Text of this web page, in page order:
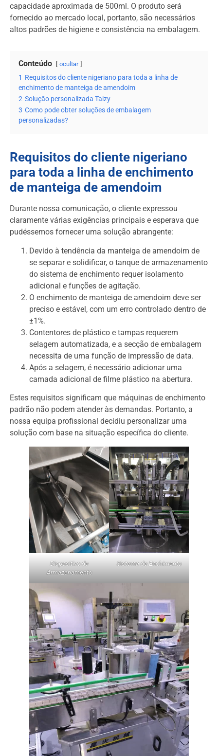
capacidade aproximada de 500ml. O produto será
fornecido ao mercado local, portanto, são necessários
altos padrões de higiene e consistência na embalagem.
Conteúdo ocultar
1 Requisitos do cliente nigeriano para toda a linha de
enchimento de manteiga de amendoim
2 Solução personalizada Taizy
3 Como pode obter soluções de embalagem
personalizadas?
Requisitos do cliente nigeriano
para toda a linha de enchimento
de manteiga de amendoim
Durante nossa comunicação, o cliente expressou
claramente várias exigências principais e esperava que
pudéssemos fornecer uma solução abrangente:
Devido à tendência da manteiga de amendoim de
se separar e solidificar, o tanque de armazenamento
do sistema de enchimento requer isolamento
adicional e funções de agitação.
O enchimento de manteiga de amendoim deve ser
preciso e estável, com um erro controlado dentro de
±1%.
Contentores de plástico e tampas requerem
selagem automatizada, e a secção de embalagem
necessita de uma função de impressão de data.
Após a selagem, é necessário adicionar uma
camada adicional de filme plástico na abertura.
Estes requisitos significam que máquinas de enchimento
padrão não podem atender às demandas. Portanto, a
nossa equipa profissional decidiu personalizar uma
solução com base na situação específica do cliente.
Dispositivo de
Armazenamento
Sistema de Enchimento